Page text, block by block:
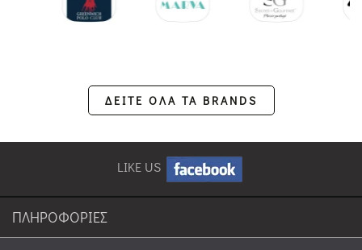
ΔΕΙΤΕ ΟΛΑ ΤΑ BRANDS
LIKE US
ΠΛΗΡΟΦΟΡΙΕΣ